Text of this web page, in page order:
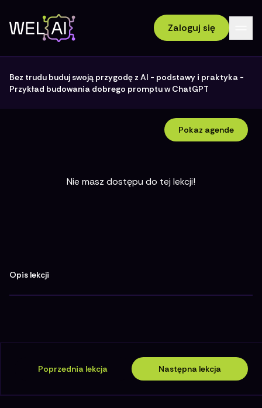
Zaloguj się
Bez trudu buduj swoją przygodę z AI - podstawy i praktyka -
Przykład budowania dobrego promptu w ChatGPT
Pokaz agende
Nie masz dostępu do tej lekcji!
Opis lekcji
Poprzednia lekcja Następna lekcja